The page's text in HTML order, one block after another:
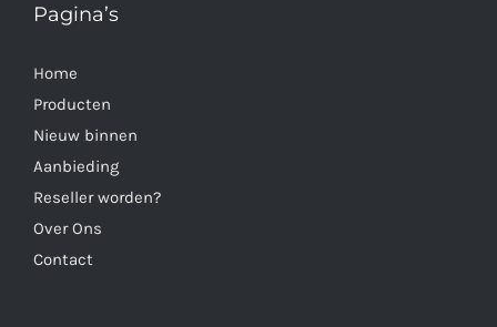
Pagina’s
Home
Producten
Nieuw binnen
Aanbieding
Reseller worden?
Over Ons
Contact